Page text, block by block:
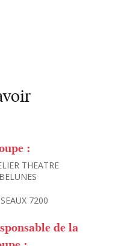
:
THEATRE
7200
de la